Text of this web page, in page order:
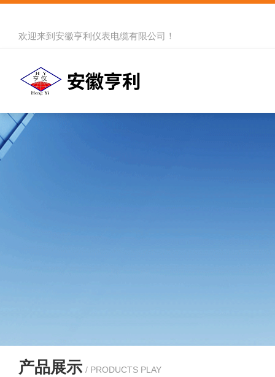
欢迎来到 安徽亨利仪表电缆有限公司 ！
产品展示 / PRODUCTS PLAY